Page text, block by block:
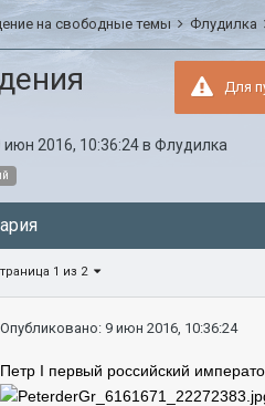
на свободные темы Флудилка
Для
июн 2016, 10:36:24вФлудилка
1 из 2
Опубликовано: 9 июн 2016, 10:36:24
Петр I первый российский